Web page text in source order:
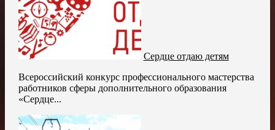
Сердце отдаю детям
Всероссийский конкурс профессионального мастерства
работников сферы дополнительного образования
«Сердце...